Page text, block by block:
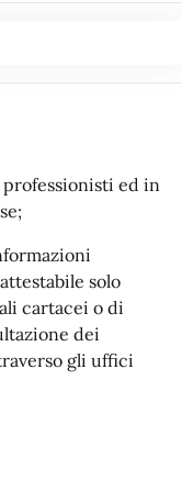
ed in
solo
cartacei o di
dei
gli uffici